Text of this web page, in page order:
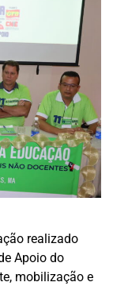
realizado
Apoio do
mobilização e